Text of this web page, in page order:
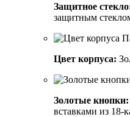
Защитное
защитным
Цвет корпуса:
Золотые кнопки:
вставками из 18-